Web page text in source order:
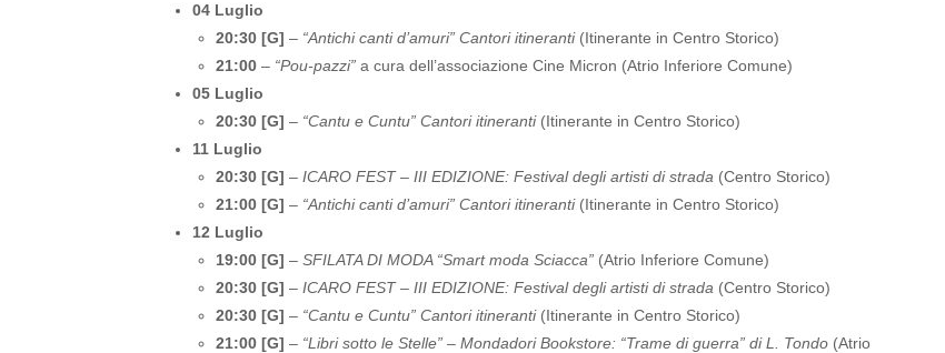
04 Luglio
20:30 [G] – “Antichi canti d’amuri” Cantori itineranti(Itinerante in Centro Storico)
21:00 – “Pou-pazzi” a cura dell’associazione Cine Micron (Atrio Inferiore Comune)
05 Luglio
20:30 [G] – “Cantu e Cuntu” Cantori itineranti(Itinerante in Centro Storico)
11 Luglio
20:30 [G] – ICARO FEST – III EDIZIONE: Festival degli artisti di strada (Centro Storico)
21:00 [G] – “Antichi canti d’amuri” Cantori itineranti(Itinerante in Centro Storico)
12 Luglio
19:00 [G] – SFILATA DI MODA “Smart moda Sciacca” (Atrio Inferiore Comune)
20:30 [G] – ICARO FEST – III EDIZIONE: Festival degli artisti di strada (Centro Storico)
20:30 [G] – “Cantu e Cuntu” Cantori itineranti(Itinerante in Centro Storico)
21:00 [G] – “Libri sotto le Stelle” – Mondadori Bookstore: “Trame di guerra” di L. Tondo (Atrio